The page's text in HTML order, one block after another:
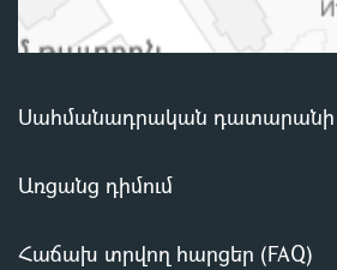
Սահմանադրական դատարանի
Առցանց դիմում
Հաճախ տրվող հարցեր (FAQ)